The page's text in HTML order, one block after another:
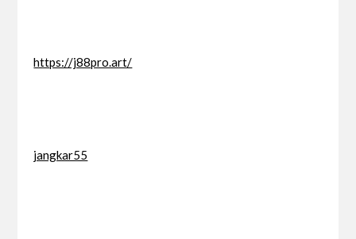
https://j88pro.art/
jangkar55